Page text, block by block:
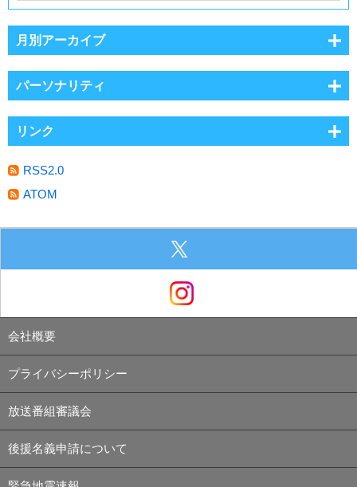
月別アーカイブ
パーソナリティ
リンク
RSS2.0
ATOM
会社概要
プライバシーポリシー
放送番組審議会
後援名義申請について